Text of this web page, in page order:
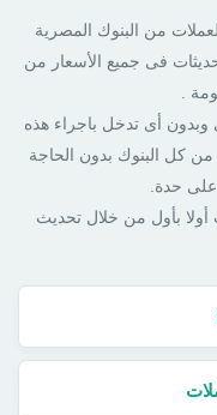
من البنوك المصرية
فى جميع الأسعار من
.
وبدون أى تدخل باجراء هذه
كل البنوك بدون الحاجة
حدة.
أولا بأول من خلال تحديث